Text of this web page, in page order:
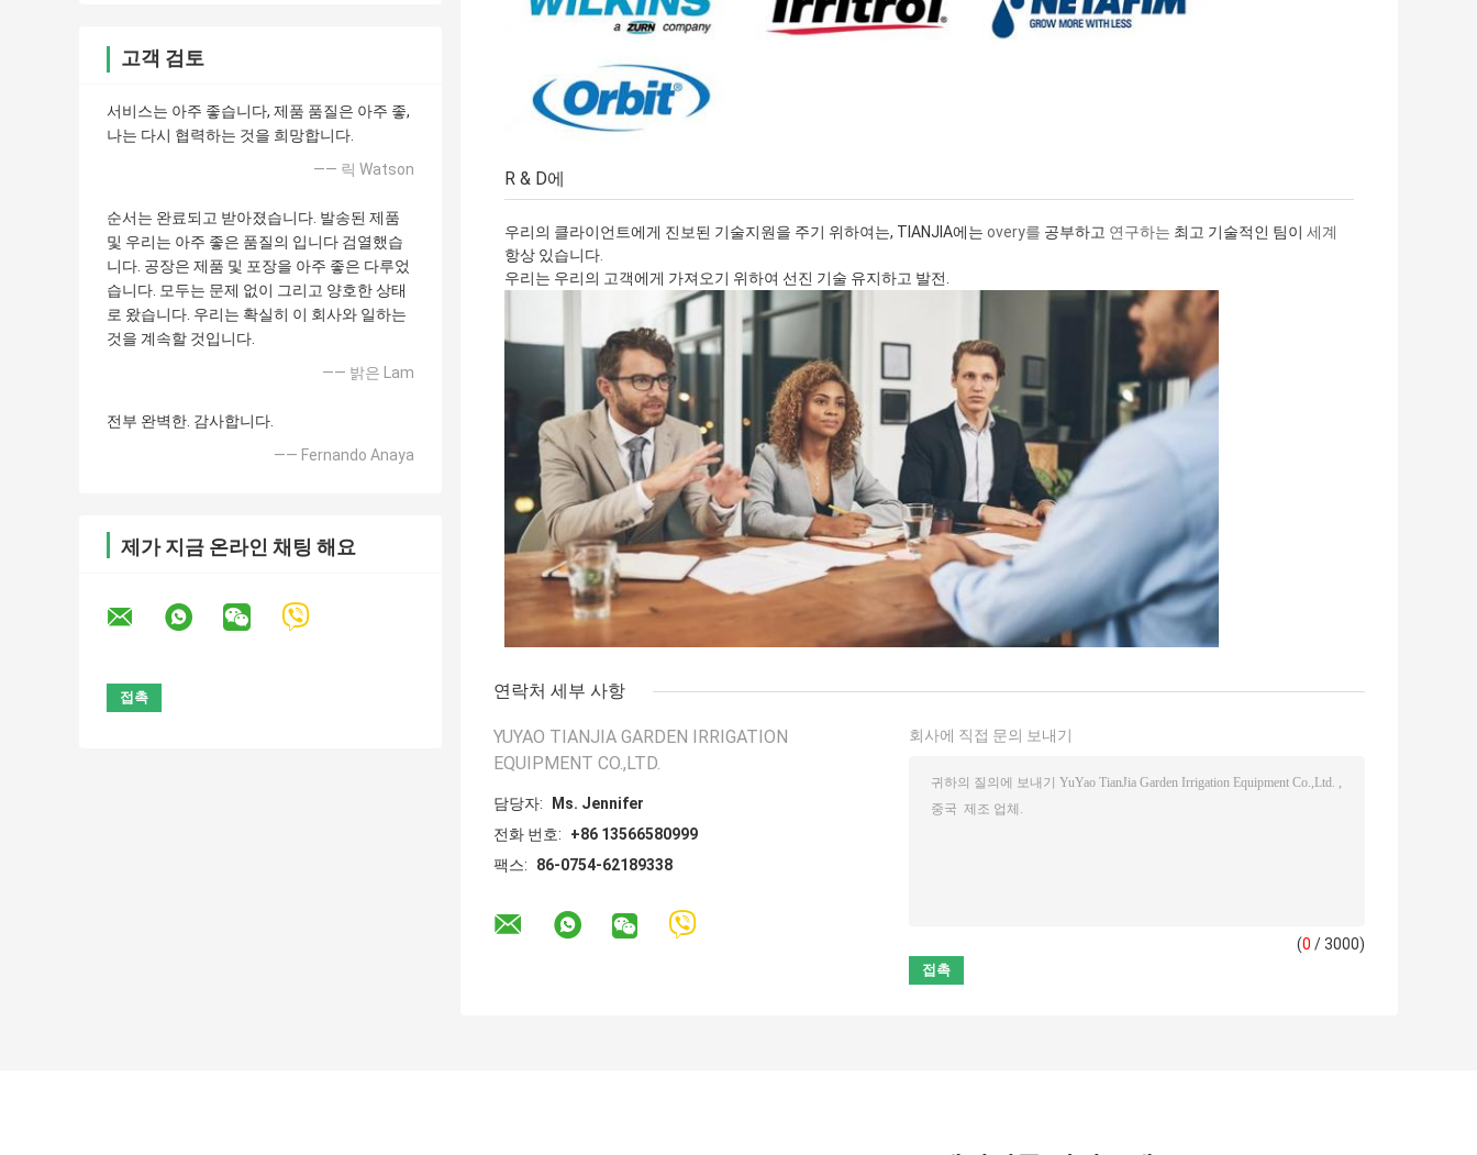
고객 검토
서비스는 아주 좋습니다, 제품 품질은 아주 좋,
나는 다시 협력하는 것을 희망합니다.
—— 릭 Watson
순서는 완료되고 받아졌습니다. 발송된 제품
및 우리는 아주 좋은 품질의 입니다 검열했습
니다. 공장은 제품 및 포장을 아주 좋은 다루었
습니다. 모두는 문제 없이 그리고 양호한 상태
로 왔습니다. 우리는 확실히 이 회사와 일하는
것을 계속할 것입니다.
—— 밝은 Lam
전부 완벽한. 감사합니다.
—— Fernando Anaya
제가 지금 온라인 채팅 해요
R & D에
우리의 클라이언트에게 진보된 기술지원을 주기 위하여는, TIANJIA에는 overy를 공부하고 연구하는 최고 기술적인 팀이 세계
항상 있습니다
우리는 우리의 고객에게 가져오기 위하여 선진 기술 유지하고 발전.
연락처 세부 사항
YUYAO TIANJIA GARDEN IRRIGATION
EQUIPMENT CO.,LTD.
담당자:
Ms. Jennifer
전화 번호:
+86 13566580999
팩스:
86-0754-62189338
회사에 직접 문의 보내기
(0 / 3000)